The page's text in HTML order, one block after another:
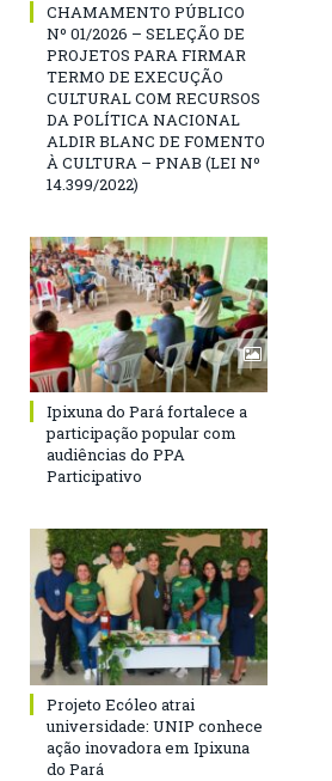
CHAMAMENTO PÚBLICO
Nº 01/2026 – SELEÇÃO DE
PROJETOS PARA FIRMAR
TERMO DE EXECUÇÃO
CULTURAL COM RECURSOS
DA POLÍTICA NACIONAL
ALDIR BLANC DE FOMENTO
À CULTURA – PNAB (LEI Nº
14.399/2022)
Ipixuna do Pará fortalece a
participação popular com
audiências do PPA
Participativo
Projeto Ecóleo atrai
universidade: UNIP conhece
ação inovadora em Ipixuna
do Pará